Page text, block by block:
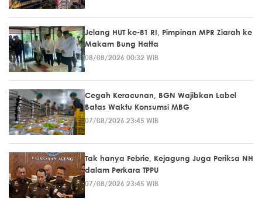
Jelang HUT ke-81 RI, Pimpinan MPR Ziarah ke
Makam Bung Hatta
08/08/2026 00:32 WIB
Cegah Keracunan, BGN Wajibkan Label
Batas Waktu Konsumsi MBG
07/08/2026 23:45 WIB
Tak hanya Febrie, Kejagung Juga Periksa NH
dalam Perkara TPPU
07/08/2026 23:45 WIB